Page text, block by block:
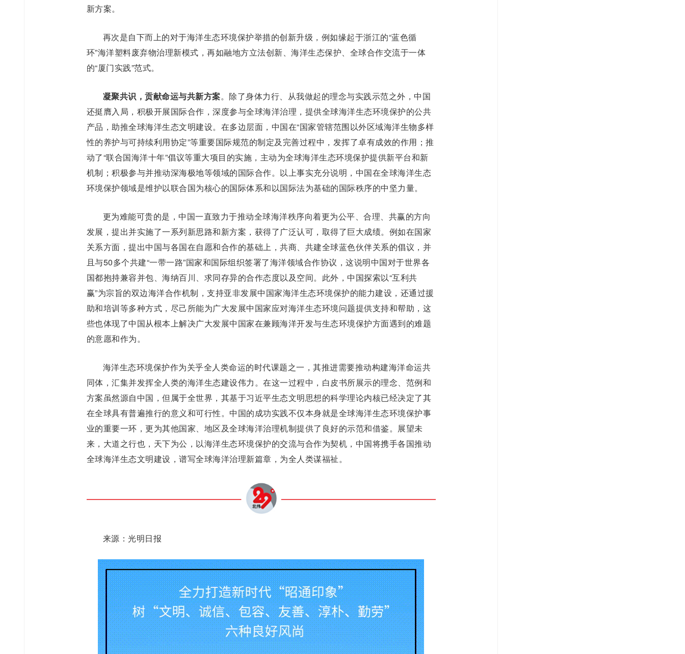
新方案。
再次是自下而上的对于海洋生态环境保护举措的创新升级，例如缘起于浙江的“蓝色循
环”海洋塑料废弃物治理新模式，再如融地方立法创新、海洋生态保护、全球合作交流于一体
的“厦门实践”范式。
凝聚共识，贡献命运与共新方案。除了身体力行、从我做起的理念与实践示范之外，中国
还挺膺入局，积极开展国际合作，深度参与全球海洋治理，提供全球海洋生态环境保护的公共
产品，助推全球海洋生态文明建设。在多边层面，中国在“国家管辖范围以外区域海洋生物多样
性的养护与可持续利用协定”等重要国际规范的制定及完善过程中，发挥了卓有成效的作用；推
动了“联合国海洋十年”倡议等重大项目的实施，主动为全球海洋生态环境保护提供新平台和新
机制；积极参与并推动深海极地等领域的国际合作。以上事实充分说明，中国在全球海洋生态
环境保护领域是维护以联合国为核心的国际体系和以国际法为基础的国际秩序的中坚力量。
更为难能可贵的是，中国一直致力于推动全球海洋秩序向着更为公平、合理、共赢的方向
发展，提出并实施了一系列新思路和新方案，获得了广泛认可，取得了巨大成绩。例如在国家
关系方面，提出中国与各国在自愿和合作的基础上，共商、共建全球蓝色伙伴关系的倡议，并
且与50多个共建“一带一路”国家和国际组织签署了海洋领域合作协议，这说明中国对于世界各
国都抱持兼容并包、海纳百川、求同存异的合作态度以及空间。此外，中国探索以“互利共
赢”为宗旨的双边海洋合作机制，支持亚非发展中国家海洋生态环境保护的能力建设，还通过援
助和培训等多种方式，尽己所能为广大发展中国家应对海洋生态环境问题提供支持和帮助，这
些也体现了中国从根本上解决广大发展中国家在兼顾海洋开发与生态环境保护方面遇到的难题
的意愿和作为。
海洋生态环境保护作为关乎全人类命运的时代课题之一，其推进需要推动构建海洋命运共
同体，汇集并发挥全人类的海洋生态建设伟力。在这一过程中，白皮书所展示的理念、范例和
方案虽然源自中国，但属于全世界，其基于习近平生态文明思想的科学理论内核已经决定了其
在全球具有普遍推行的意义和可行性。中国的成功实践不仅本身就是全球海洋生态环境保护事
业的重要一环，更为其他国家、地区及全球海洋治理机制提供了良好的示范和借鉴。展望未
来，大道之行也，天下为公，以海洋生态环境保护的交流与合作为契机，中国将携手各国推动
全球海洋生态文明建设，谱写全球海洋治理新篇章，为全人类谋福祉。
来源：光明日报